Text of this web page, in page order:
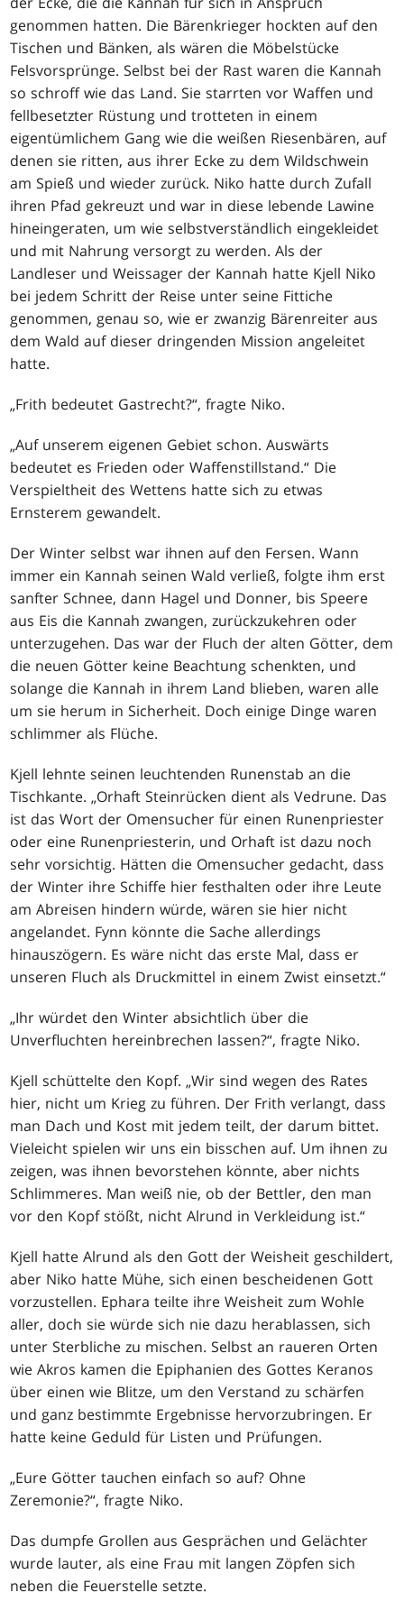
genommen hatten. Die Bärenkrieger hockten auf den
Tischen und Bänken, als wären die Möbelstücke
Felsvorsprünge. Selbst bei der Rast waren die Kannah
so schroff wie das Land. Sie starrten vor Waffen und
fellbesetzter Rüstung und trotteten in einem
eigentümlichem Gang wie die weißen Riesenbären, auf
denen sie ritten, aus ihrer Ecke zu dem Wildschwein
am Spieß und wieder zurück. Niko hatte durch Zufall
ihren Pfad gekreuzt und war in diese lebende Lawine
hineingeraten, um wie selbstverständlich eingekleidet
und mit Nahrung versorgt zu werden. Als der
Landleser und Weissager der Kannah hatte Kjell Niko
bei jedem Schritt der Reise unter seine Fittiche
genommen, genau so, wie er zwanzig Bärenreiter aus
dem Wald auf dieser dringenden Mission angeleitet
hatte.
„Frith bedeutet Gastrecht?“, fragte Niko.
„Auf unserem eigenen Gebiet schon. Auswärts
bedeutet es Frieden oder Waffenstillstand.“ Die
Verspieltheit des Wettens hatte sich zu etwas
Ernsterem gewandelt.
Der Winter selbst war ihnen auf den Fersen. Wann
immer ein Kannah seinen Wald verließ, folgte ihm erst
sanfter Schnee, dann Hagel und Donner, bis Speere
aus Eis die Kannah zwangen, zurückzukehren oder
unterzugehen. Das war der Fluch der alten Götter, dem
die neuen Götter keine Beachtung schenkten, und
solange die Kannah in ihrem Land blieben, waren alle
um sie herum in Sicherheit. Doch einige Dinge waren
schlimmer als Flüche.
Kjell lehnte seinen leuchtenden Runenstab an die
Tischkante. „Orhaft Steinrücken dient als Vedrune. Das
ist das Wort der Omensucher für einen Runenpriester
oder eine Runenpriesterin, und Orhaft ist dazu noch
sehr vorsichtig. Hätten die Omensucher gedacht, dass
der Winter ihre Schiffe hier festhalten oder ihre Leute
am Abreisen hindern würde, wären sie hier nicht
angelandet. Fynn könnte die Sache allerdings
hinauszögern. Es wäre nicht das erste Mal, dass er
unseren Fluch als Druckmittel in einem Zwist einsetzt.“
„Ihr würdet den Winter absichtlich über die
Unverfluchten hereinbrechen lassen?“, fragte Niko.
Kjell schüttelte den Kopf. „Wir sind wegen des Rates
hier, nicht um Krieg zu führen. Der Frith verlangt, dass
man Dach und Kost mit jedem teilt, der darum bittet.
Vieleicht spielen wir uns ein bisschen auf. Um ihnen zu
zeigen, was ihnen bevorstehen könnte, aber nichts
Schlimmeres. Man weiß nie, ob der Bettler, den man
vor den Kopf stößt, nicht Alrund in Verkleidung ist.“
Kjell hatte Alrund als den Gott der Weisheit geschildert,
aber Niko hatte Mühe, sich einen bescheidenen Gott
vorzustellen. Ephara teilte ihre Weisheit zum Wohle
aller, doch sie würde sich nie dazu herablassen, sich
unter Sterbliche zu mischen. Selbst an raueren Orten
wie Akros kamen die Epiphanien des Gottes Keranos
über einen wie Blitze, um den Verstand zu schärfen
und ganz bestimmte Ergebnisse hervorzubringen. Er
hatte keine Geduld für Listen und Prüfungen.
„Eure Götter tauchen einfach so auf? Ohne
Zeremonie?“, fragte Niko.
Das dumpfe Grollen aus Gesprächen und Gelächter
wurde lauter, als eine Frau mit langen Zöpfen sich
neben die Feuerstelle setzte.